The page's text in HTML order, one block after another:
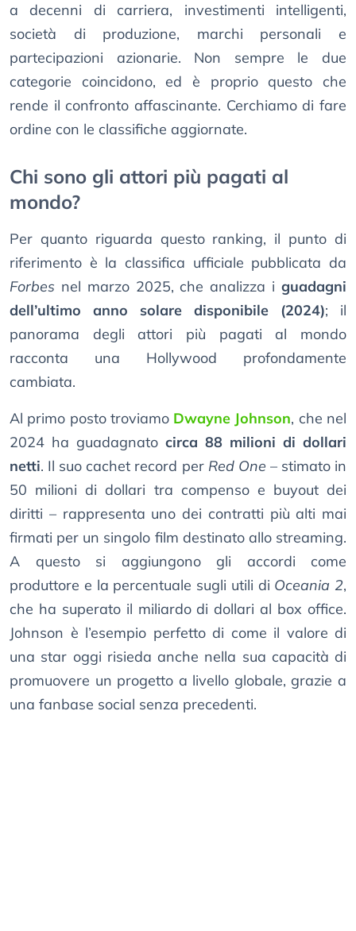
a decenni di carriera, investimenti intelligenti,
società di produzione, marchi personali e
partecipazioni azionarie. Non sempre le due
categorie coincidono, ed è proprio questo che
rende il confronto affascinante. Cerchiamo di fare
ordine con le classifiche aggiornate.
Chi sono gli attori più pagati al
mondo?
Per quanto riguarda questo ranking, il punto di
riferimento è la classifica ufficiale pubblicata da
Forbes nel marzo 2025, che analizza i guadagni
dell’ultimo anno solare disponibile (2024); il
panorama degli attori più pagati al mondo
racconta una Hollywood profondamente
cambiata.
Al primo posto troviamo Dwayne Johnson, che nel
2024 ha guadagnato circa 88 milioni di dollari
netti. Il suo cachet record per Red One – stimato in
50 milioni di dollari tra compenso e buyout dei
diritti – rappresenta uno dei contratti più alti mai
firmati per un singolo film destinato allo streaming.
A questo si aggiungono gli accordi come
produttore e la percentuale sugli utili di Oceania 2,
che ha superato il miliardo di dollari al box office.
Johnson è l’esempio perfetto di come il valore di
una star oggi risieda anche nella sua capacità di
promuovere un progetto a livello globale, grazie a
una fanbase social senza precedenti.